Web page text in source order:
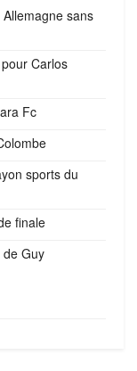
sans
Carlos
Fc
sports du
finale
de Guy